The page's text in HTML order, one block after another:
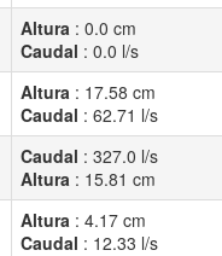
Altura : 0.0 cm
Caudal : 0.0 l/s
Altura : 17.58 cm
Caudal : 62.71 l/s
Caudal : 327.0 l/s
Altura : 15.81 cm
Altura : 4.17 cm
Caudal : 12.33 l/s